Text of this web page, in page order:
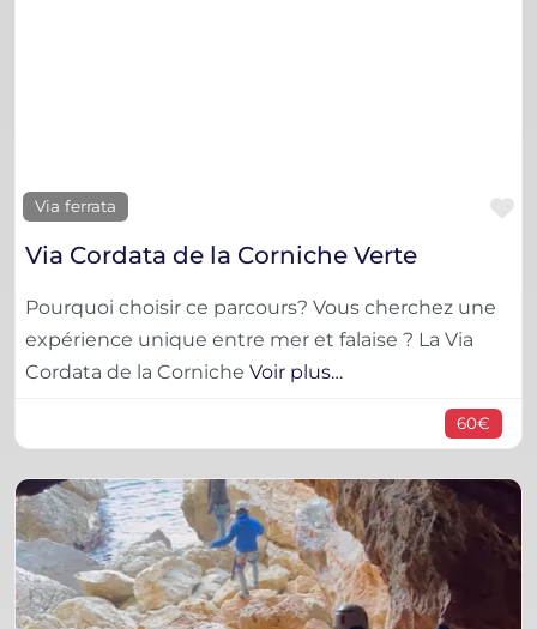
Via ferrata
Via Cordata de la Corniche Verte
Pourquoi choisir ce parcours? ​Vous cherchez une
expérience unique entre mer et falaise ? La Via
Cordata de la Corniche Voir plus…
60€